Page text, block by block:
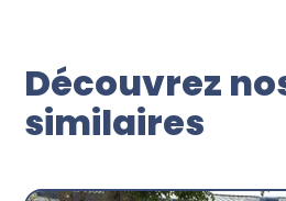
Découvrez
similaires